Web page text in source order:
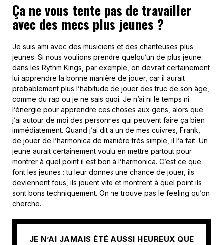
Ça ne vous tente pas de travailler
avec des mecs plus jeunes ?
Je suis ami avec des musiciens et des chanteuses plus
jeunes. Si nous voulions prendre quelqu’un de plus jeune
dans les Rythm Kings, par exemple, on devrait certainement
lui apprendre la bonne manière de jouer, car il aurait
probablement plus l’habitude de jouer des truc de son âge,
comme du rap ou je ne sais quoi. Je n’ai ni le temps ni
l’énergie pour apprendre ces choses aux gens, alors que
j’ai autour de moi des personnes qui peuvent faire ça bien
immédiatement. Quand j’ai dit à un de mes cuivres, Frank,
de jouer de l’harmonica de manière très simple, il l’a fait. Un
jeune aurait certainement voulu en mettre partout pour
montrer à quel point il est bon à l’harmonica. C’est ce que
font les jeunes : tu leur donnes une chance de jouer, ils
deviennent fous, ils jouent vite et montrent à quel point ils
sont bons techniquement. On ne trouve pas le feeling qu’on
cherche.
JE N’AI JAMAIS ÉTÉ AUSSI HEUREUX QUE